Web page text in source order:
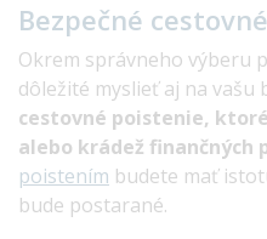
Bezpečné cestovné
Okrem správneho výberu
dôležité myslieť aj na vašu
cestovné poistenie,
alebo krádež finančných
poistením budete mať
bude postarané.